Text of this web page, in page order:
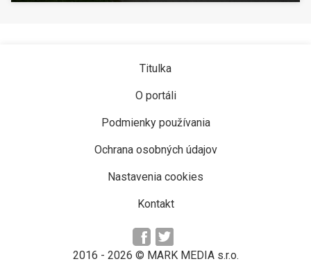
Titulka
O portáli
Podmienky používania
Ochrana osobných údajov
Nastavenia cookies
Kontakt
2016 - 2026 © MARK MEDIA s.r.o.